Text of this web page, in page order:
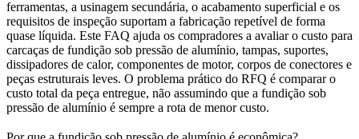
ferramentas, a usinagem secundária, o acabamento superficial e os
requisitos de inspeção suportam a fabricação repetível de forma
quase líquida. Este FAQ ajuda os compradores a avaliar o custo para
carcaças de fundição sob pressão de alumínio, tampas, suportes,
dissipadores de calor, componentes de motor, corpos de conectores e
peças estruturais leves. O problema prático do RFQ é comparar o
custo total da peça entregue, não assumindo que a fundição sob
pressão de alumínio é sempre a rota de menor custo.